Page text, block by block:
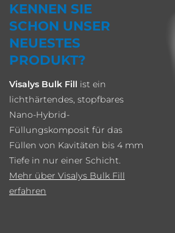
KENNEN SIE
SCHON UNSER
NEUESTES
PRODUKT?
Visalys Bulk Fill ist ein
lichthärtendes, stopfbares
Nano-Hybrid-
Füllungskomposit für das
Füllen von Kavitäten bis 4 mm
Tiefe in nur einer Schicht.
Mehr über Visalys Bulk Fill
erfahren